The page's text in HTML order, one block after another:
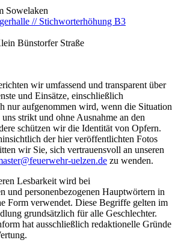
Sowelaken
// Stichworterhöhung B3
Bünstorfer Straße
wir umfassend und transparent über
und Einsätze, einschließlich
nur aufgenommen wird, wenn die Situation
strikt und ohne Ausnahme an den
schützen wir die Identität von Opfern.
der hier veröffentlichten Fotos
wir Sie, sich vertrauensvoll an unseren
uelzen.de zu wenden.
Lesbarkeit wird bei
und personenbezogenen Hauptwörtern in
Form verwendet. Diese Begriffe gelten im
grundsätzlich für alle Geschlechter.
hat ausschließlich redaktionelle Gründe